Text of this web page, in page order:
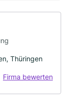
Thüringen
Firma bewerten